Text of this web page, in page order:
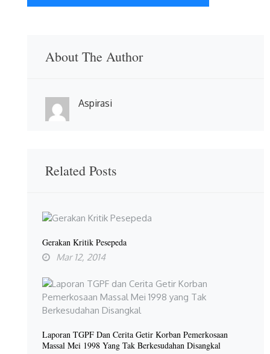
About The Author
Aspirasi
Related Posts
Gerakan Kritik Pesepeda
Mar 12, 2014
Laporan TGPF Dan Cerita Getir Korban Pemerkosaan
Massal Mei 1998 Yang Tak Berkesudahan Disangkal